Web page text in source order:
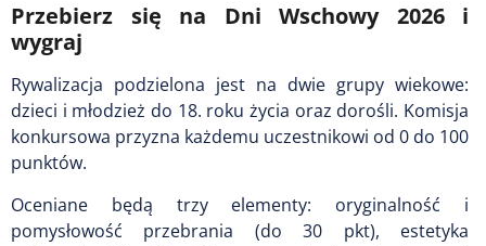
Przebierz się na Dni Wschowy 2026 i
wygraj
Rywalizacja podzielona jest na dwie grupy wiekowe:
dzieci i młodzież do 18. roku życia oraz dorośli. Komisja
konkursowa przyzna każdemu uczestnikowi od 0 do 100
punktów.
Oceniane będą trzy elementy: oryginalność i
pomysłowość przebrania (do 30 pkt), estetyka